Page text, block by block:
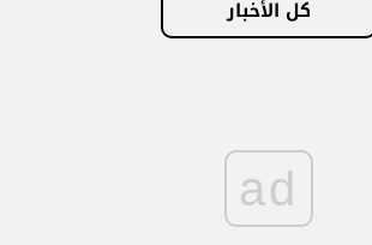
كل الأخبار
ad